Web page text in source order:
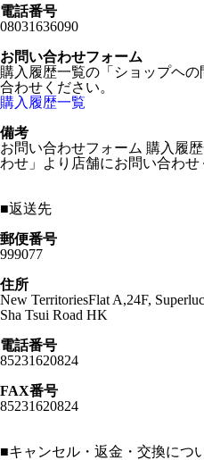
電話番号
08031636090
お問い合わせフォーム
購入履歴一覧の「ショップヘ
合わせください。
購入履歴一覧
備考
お問い合わせフォーム 購入履
わせ」より店舗にお問い合わせ
■返送先
郵便番号
999077
住所
New TerritoriesFlat A,24F,
Sha Tsui Road HK
電話番号
85231620824
FAX番号
85231620824
■キャンセル・返金・交換につ